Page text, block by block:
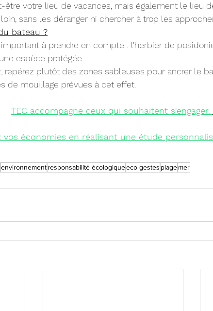
être votre lieu de vacances, mais également le lieu
sans les déranger ni chercher à trop les
bateau ?
à prendre en compte : l’herbier de
espèce protégée.
repérez plutôt des zones sableuses pour ancrer le
de mouillage prévues à cet effet.
TEC accompagne ceux qui souhaitent s'engager.
vos économies en réalisant une étude
environnementresponsabilité écologiqueeco gestes plagemer